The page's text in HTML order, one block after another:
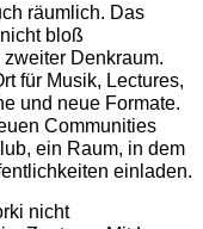
räumlich. Das
bloß
Denkraum.
für Musik, Lectures,
und neue Formate.
Communities
ein Raum, in dem
einladen.
nicht